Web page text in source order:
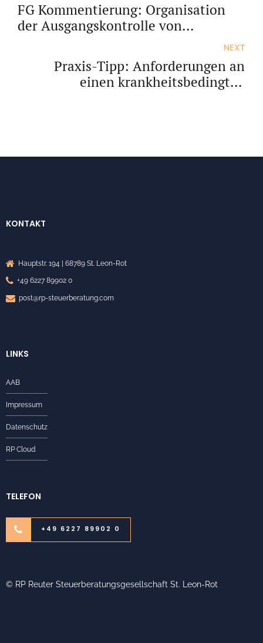
FG Kommentierung: Organisation
der Ausgangskontrolle von
fristwahrenden Schriftsätzen beim
Steuerberater
NEXT
Praxis-Tipp: Anforderungen an
einen krankheitsbedingten
KONTAKT
Hauptstr. 194 | 68789 St. Leon-Rot
+49 6227 89902 0
post@rp-steuerberatung.com
LINKS
AAB
Impressum
Datenschutz
RP Cloud
TELEFON
+49 6227 89902 0
© RP Reuter Steuerberatungsgesellschaft St. Leon-Rot